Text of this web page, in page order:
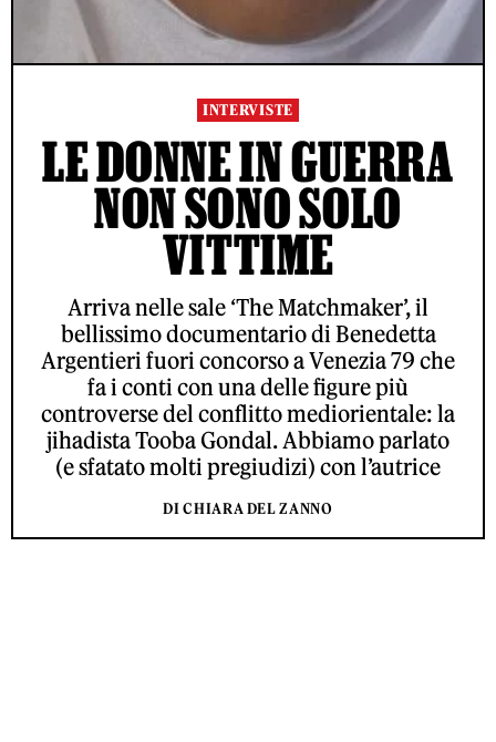
INTERVISTE
LE DONNE IN GUERRA
NON SONO SOLO
VITTIME
Arriva nelle sale ‘The Matchmaker’, il
bellissimo documentario di Benedetta
Argentieri fuori concorso a Venezia 79 che
fa i conti con una delle figure più
controverse del conflitto mediorientale: la
jihadista Tooba Gondal. Abbiamo parlato
(e sfatato molti pregiudizi) con l’autrice
DI CHIARA DEL ZANNO